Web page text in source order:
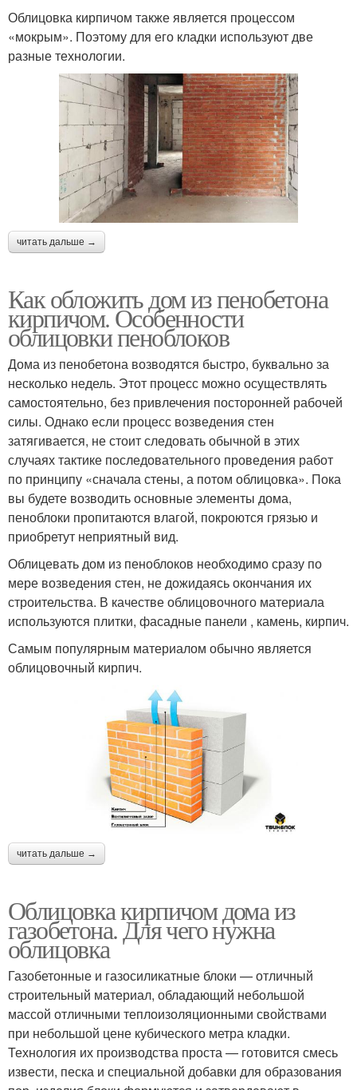
Облицовка кирпичом также является процессом
«мокрым». Поэтому для его кладки используют две
разные технологии.
читать дальше →
Как обложить дом из пенобетона
кирпичом. Особенности
облицовки пеноблоков
Дома из пенобетона возводятся быстро, буквально за
несколько недель. Этот процесс можно осуществлять
самостоятельно, без привлечения посторонней рабочей
силы. Однако если процесс возведения стен
затягивается, не стоит следовать обычной в этих
случаях тактике последовательного проведения работ
по принципу «сначала стены, а потом облицовка». Пока
вы будете возводить основные элементы дома,
пеноблоки пропитаются влагой, покроются грязью и
приобретут неприятный вид.
Облицевать дом из пеноблоков необходимо сразу по
мере возведения стен, не дожидаясь окончания их
строительства. В качестве облицовочного материала
используются плитки, фасадные панели , камень, кирпич.
Самым популярным материалом обычно является
облицовочный кирпич.
читать дальше →
Облицовка кирпичом дома из
газобетона. Для чего нужна
облицовка
Газобетонные и газосиликатные блоки — отличный
строительный материал, обладающий небольшой
массой отличными теплоизоляционными свойствами
при небольшой цене кубического метра кладки.
Технология их производства проста — готовится смесь
извести, песка и специальной добавки для образования